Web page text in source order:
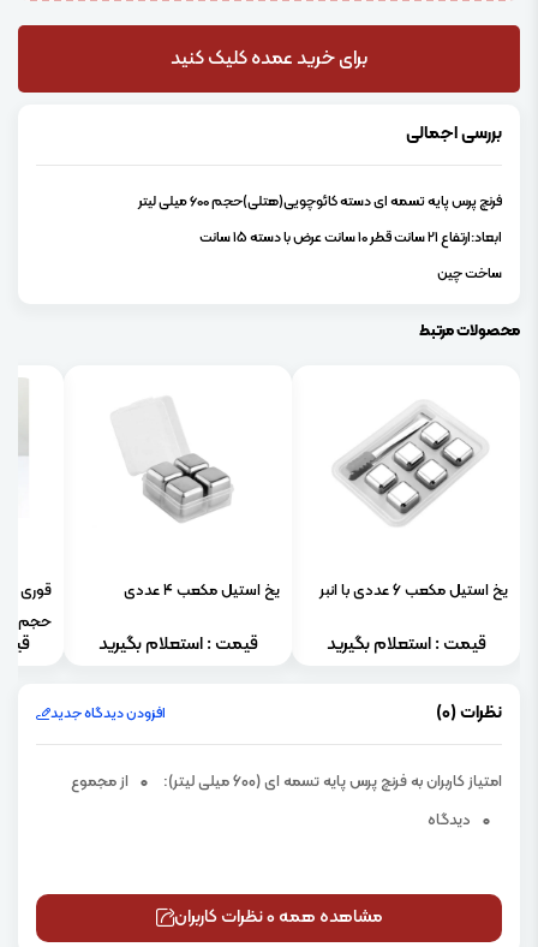
برای خرید عمده کلیک کنید
بررسی اجمالی
فرنچ پرس پایه تسمه ای دسته کائوچویی(هتلی)حجم 600 میلی لیتر
ابعاد:ارتفاع 21 سانت قطر 10 سانت عرض با دسته 15 سانت
ساخت چین
محصولات مرتبط
یخ استیل مکعب 6 عددی با انبر
قیمت : استعلام بگیرید
یخ استیل مکعب 4 عددی
قیمت : استعلام بگیرید
قوری
حجم 800 میلی لیتر
نظرات (0) افزودن دیدگاه جدید
امتیاز کاربران به فرنچ پرس پایه تسمه ای (600 میلی لیتر): 0 از مجموع
0 دیدگاه
مشاهده همه 0 نظرات کاربران